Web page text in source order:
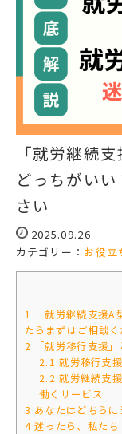
「就労継続
どっちがい
さい
2025.09.26
カテゴリー： お役立
1
「就労継続支援
たらまずはご相談
2 「就労移行支援
2.1 就労移行支
2.2 就労継続支
働くサービス
3 あなたはどちら
4迷ったら、私たち